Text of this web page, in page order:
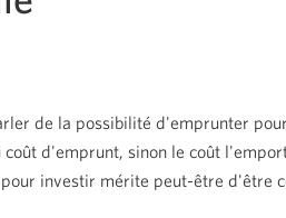
de la possibilité d'emprunter
d'emprunt, sinon le coût
investir mérite peut-être d'être